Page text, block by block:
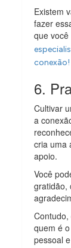
Existem
fazer
que
conexão!
6.
Cultivar
a
cria uma
apoio.
Você
gratidão,
quem é
pessoal